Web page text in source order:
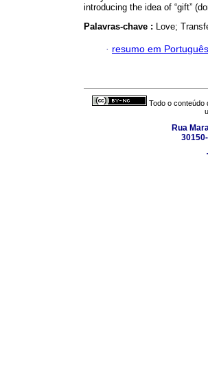
introducing the idea of “gift”
Palavras-chave : Love;
· resumo em Português
Todo o conteúdo
Rua